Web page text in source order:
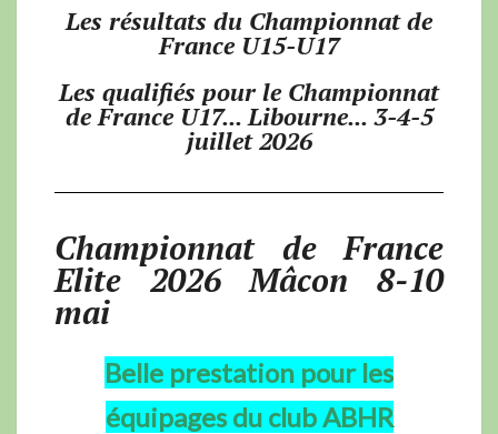
Les résultats du Championnat de
France U15-U17
Les qualifiés pour le Championnat
de France U17... Libourne... 3-4-5
juillet 2026
Championnat de France
Elite 2026 Mâcon 8-10
mai
Belle prestation pour les
équipages du club ABHR